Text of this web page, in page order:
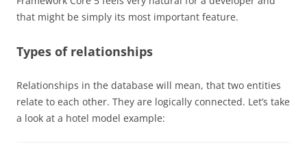
that might be simply its most important feature.
Types of relationships
Relationships in the database will mean, that two entities
relate to each other. They are logically connected. Let’s take
a look at a hotel model example: